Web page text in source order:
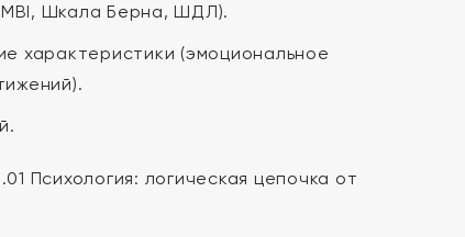
Шкала Берна, ШДЛ).
характеристики (эмоциональное
Психология: логическая цепочка от